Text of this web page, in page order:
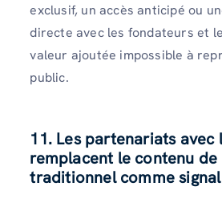
exclusif, un accès anticipé ou
directe avec les fondateurs et
valeur ajoutée impossible à
public.
11. Les partenariats avec
remplacent le contenu de
traditionnel comme